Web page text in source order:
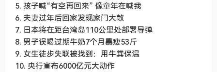
5. 孩子喊“有空再回来” 像童年在喊我
6. 夫妻过年后回家发现家门大敞
7. 日本将在距台湾岛110公里处部署导弹
8. 男子误喝过期牛奶7个月暴瘦53斤
9. 女生徒步失联被找到：用牛粪保温
10. 央行宣布6000亿元大动作